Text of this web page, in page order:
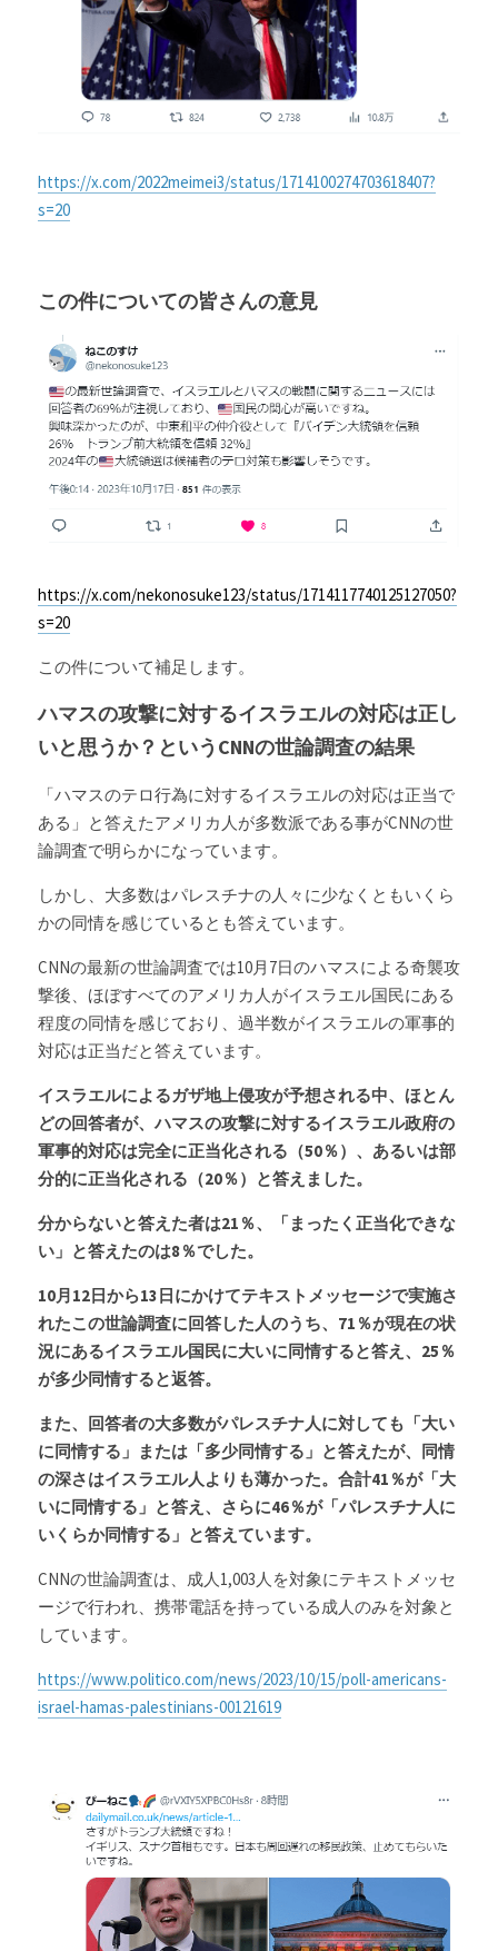
https://x.com/2022meimei3/status/1714100274703618407?
s=20
この件についての皆さんの意見
https://x.com/nekonosuke123/status/1714117740125127050?
s=20
この件について補足します。
ハマスの攻撃に対するイスラエルの対応は正し
いと思うか？というCNNの世論調査の結果
「ハマスのテロ行為に対するイスラエルの対応は正当で
ある」と答えたアメリカ人が多数派である事がCNNの世
論調査で明らかになっています。
しかし、大多数はパレスチナの人々に少なくともいくら
かの同情を感じているとも答えています。
CNNの最新の世論調査では10月7日のハマスによる奇襲攻
撃後、ほぼすべてのアメリカ人がイスラエル国民にある
程度の同情を感じており、過半数がイスラエルの軍事的
対応は正当だと答えています。
イスラエルによるガザ地上侵攻が予想される中、ほとん
どの回答者が、ハマスの攻撃に対するイスラエル政府の
軍事的対応は完全に正当化される（50％）、あるいは部
分的に正当化される（20％）と答えました。
分からないと答えた者は21％、「まったく正当化できな
い」と答えたのは8％でした。
10月12日から13日にかけてテキストメッセージで実施さ
れたこの世論調査に回答した人のうち、71％が現在の状
況にあるイスラエル国民に大いに同情すると答え、25％
が多少同情すると返答。
また、回答者の大多数がパレスチナ人に対しても「大い
に同情する」または「多少同情する」と答えたが、同情
の深さはイスラエル人よりも薄かった。合計41％が「大
いに同情する」と答え、さらに46％が「パレスチナ人に
いくらか同情する」と答えています。
CNNの世論調査は、成人1,003人を対象にテキストメッセ
ージで行われ、携帯電話を持っている成人のみを対象と
しています。
https://www.politico.com/news/2023/10/15/poll-americans-
israel-hamas-palestinians-00121619